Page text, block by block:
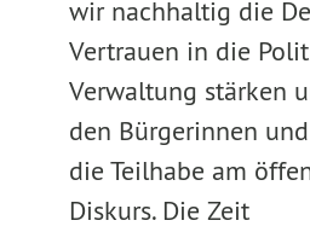
wir nachhaltig die
Vertrauen in die
Verwaltung stärken
den Bürgerinnen
die Teilhabe am
Diskurs. Die Zeit